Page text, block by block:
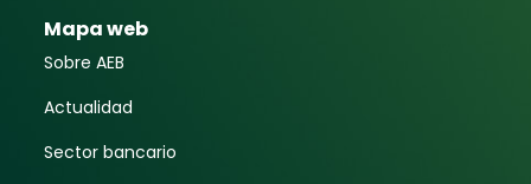
Mapa web
Sobre AEB
Actualidad
Sector bancario